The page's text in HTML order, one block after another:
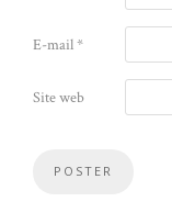
E-mail*
Site web